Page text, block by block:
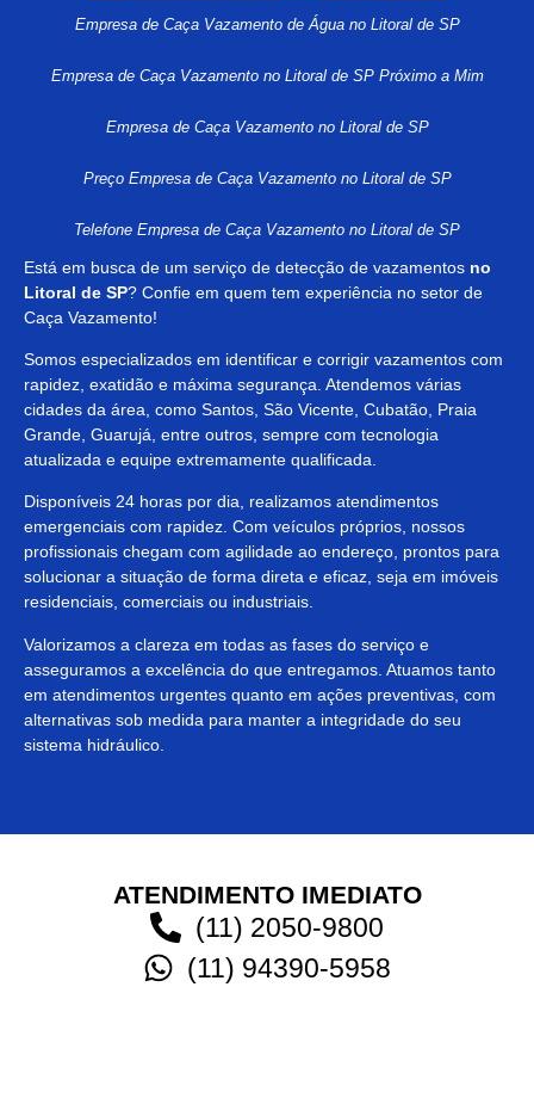
Empresa de Caça Vazamento de Água no Litoral de SP
Empresa de Caça Vazamento no Litoral de SP Próximo a Mim
Empresa de Caça Vazamento no Litoral de SP
Preço Empresa de Caça Vazamento no Litoral de SP
Telefone Empresa de Caça Vazamento no Litoral de SP
Está em busca de um serviço de detecção de vazamentos no
Litoral de SP? Confie em quem tem experiência no setor de
Caça Vazamento!
Somos especializados em identificar e corrigir vazamentos com
rapidez, exatidão e máxima segurança. Atendemos várias
cidades da área, como Santos, São Vicente, Cubatão, Praia
Grande, Guarujá, entre outros, sempre com tecnologia
atualizada e equipe extremamente qualificada.
Disponíveis 24 horas por dia, realizamos atendimentos
emergenciais com rapidez. Com veículos próprios, nossos
profissionais chegam com agilidade ao endereço, prontos para
solucionar a situação de forma direta e eficaz, seja em imóveis
residenciais, comerciais ou industriais.
Valorizamos a clareza em todas as fases do serviço e
asseguramos a excelência do que entregamos. Atuamos tanto
em atendimentos urgentes quanto em ações preventivas, com
alternativas sob medida para manter a integridade do seu
sistema hidráulico.
ATENDIMENTO IMEDIATO
(11) 2050-9800
(11) 94390-5958